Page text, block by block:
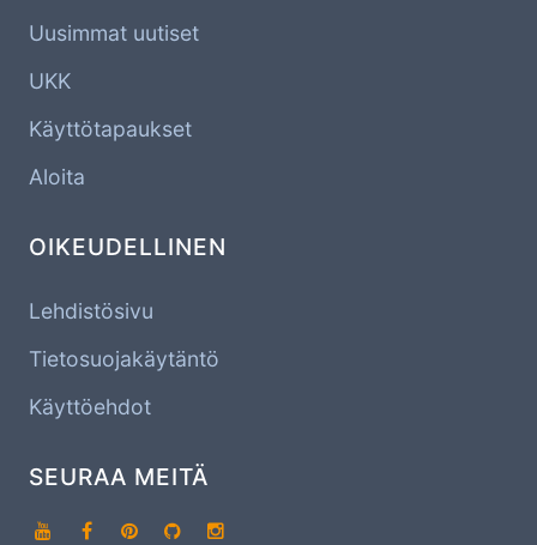
Uusimmat uutiset
UKK
Käyttötapaukset
Aloita
OIKEUDELLINEN
Lehdistösivu
Tietosuojakäytäntö
Käyttöehdot
SEURAA MEITÄ